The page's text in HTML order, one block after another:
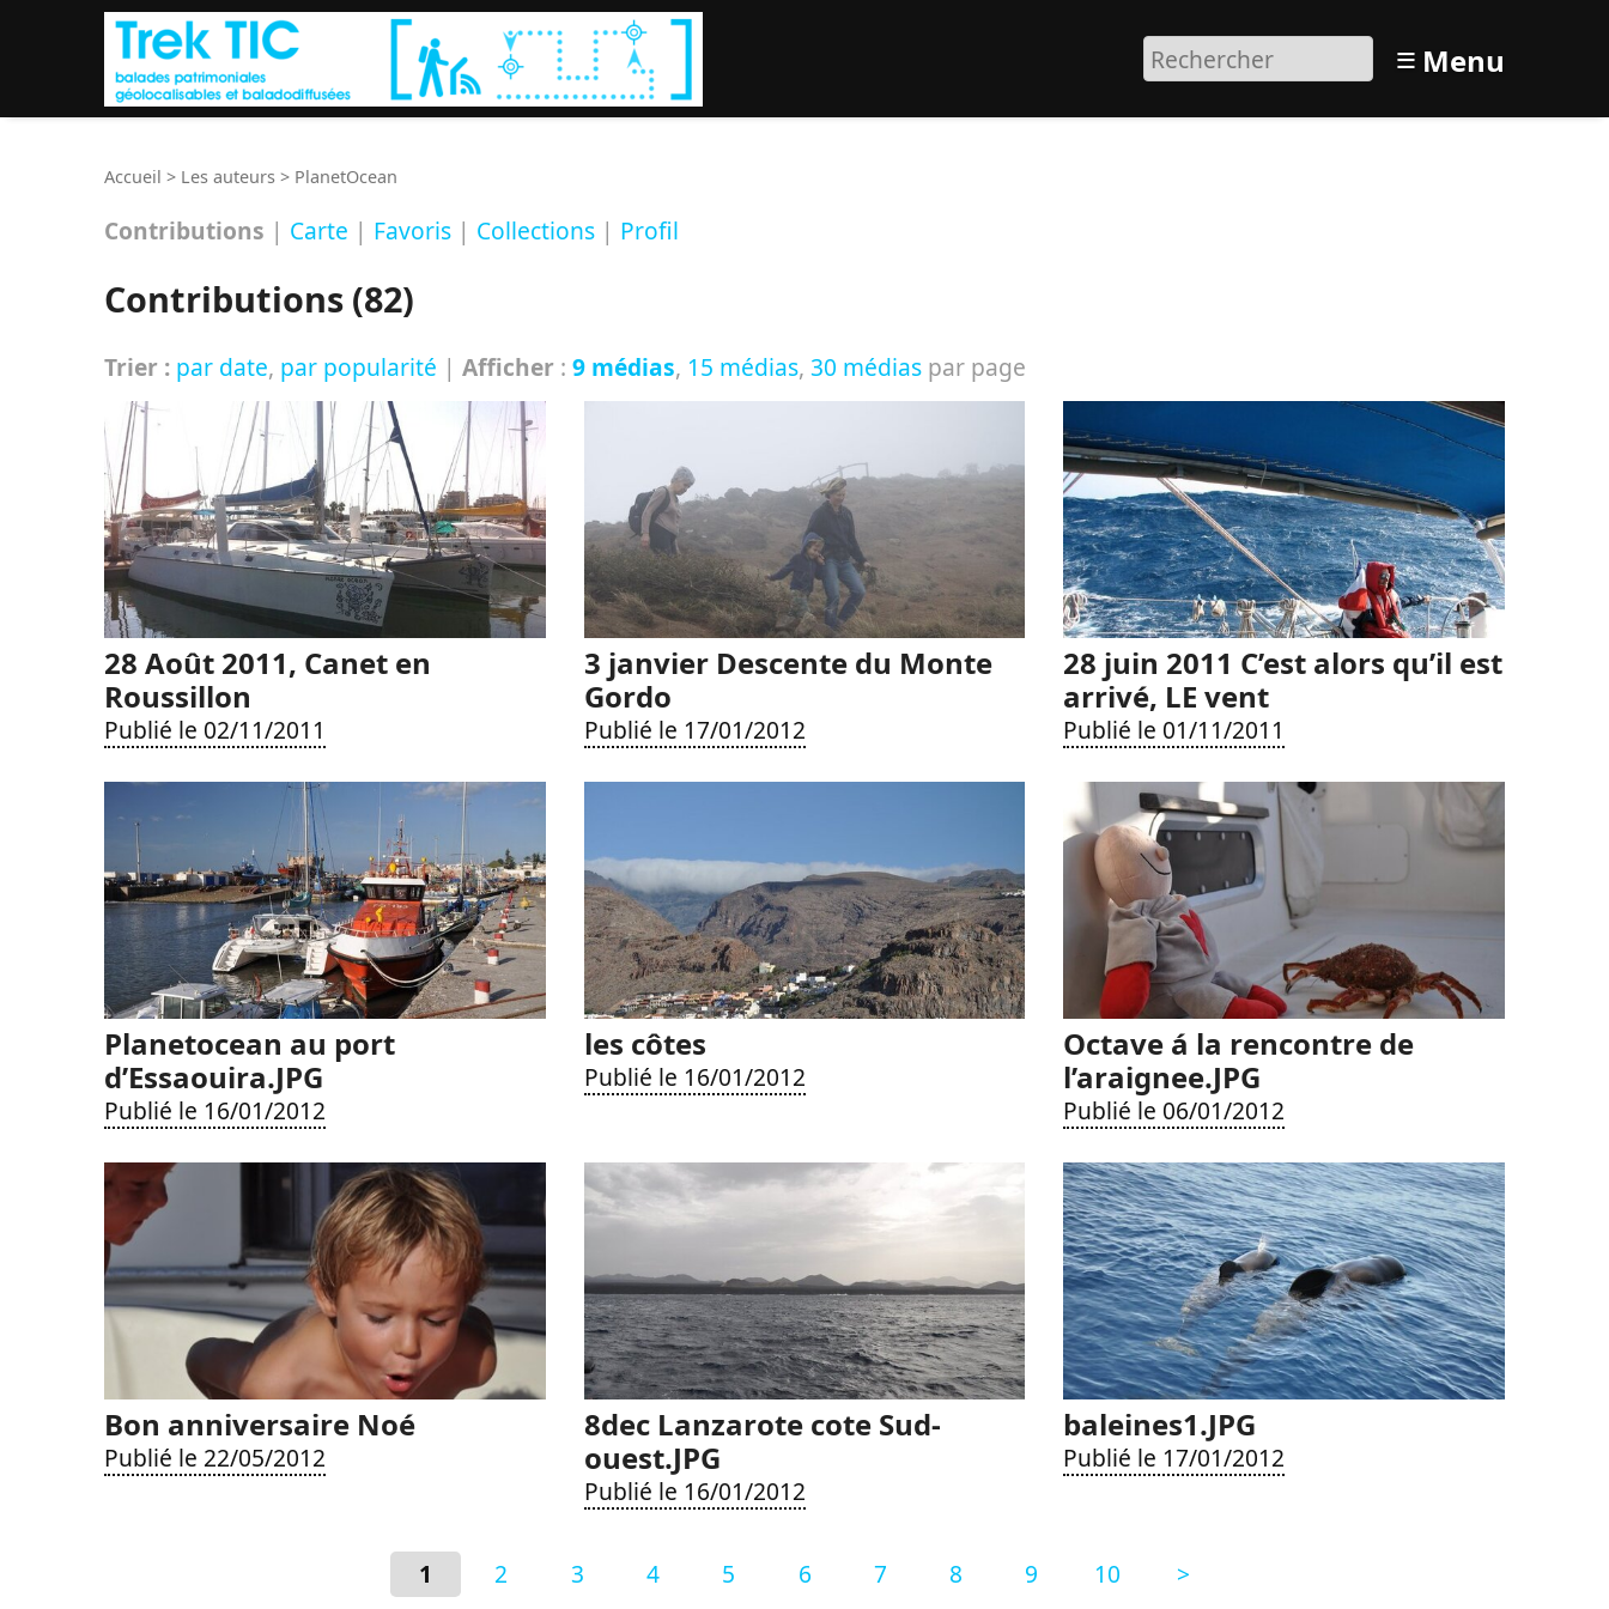
≡ Menu
Accueil > Les auteurs > PlanetOcean
Contributions | Carte | Favoris | Collections | Profil
Contributions (82)
Trier : par date, par popularité | Afficher : 9 médias, 15 médias, 30 médias par page
28 Août 2011, Canet en
Roussillon
Publié le 02/11/2011
3 janvier Descente du Monte
Gordo
Publié le 17/01/2012
28 juin 2011 C’est alors qu’il est
arrivé, LE vent
Publié le 01/11/2011
Planetocean au port
d’Essaouira.JPG
Publié le 16/01/2012
les côtes
Publié le 16/01/2012
Octave á la rencontre de
l’araignee.JPG
Publié le 06/01/2012
Bon anniversaire Noé
Publié le 22/05/2012
8dec Lanzarote cote Sud-
ouest.JPG
Publié le 16/01/2012
baleines1.JPG
Publié le 17/01/2012
1 2 3 4 5 6 7 8 9 10 >